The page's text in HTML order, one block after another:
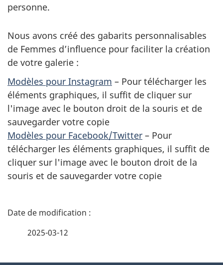
personne.
Nous avons créé des gabarits personnalisables
de Femmes d’influence pour faciliter la création
de votre galerie :
Modèles pour Instagram – Pour télécharger les
éléments graphiques, il suffit de cliquer sur
l'image avec le bouton droit de la souris et de
sauvegarder votre copie
Modèles pour Facebook/Twitter – Pour
télécharger les éléments graphiques, il suffit de
cliquer sur l'image avec le bouton droit de la
souris et de sauvegarder votre copie
D
2025-03-12